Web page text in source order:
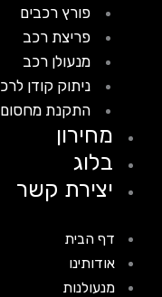
פורץ רכבים
פריצת רכב
מנעולן רכב
ניתוק קודן לרכב
התקנת מחסום חניה
מחירון
בלוג
יצירת קשר
דף הבית
אודותינו
מנעולנות